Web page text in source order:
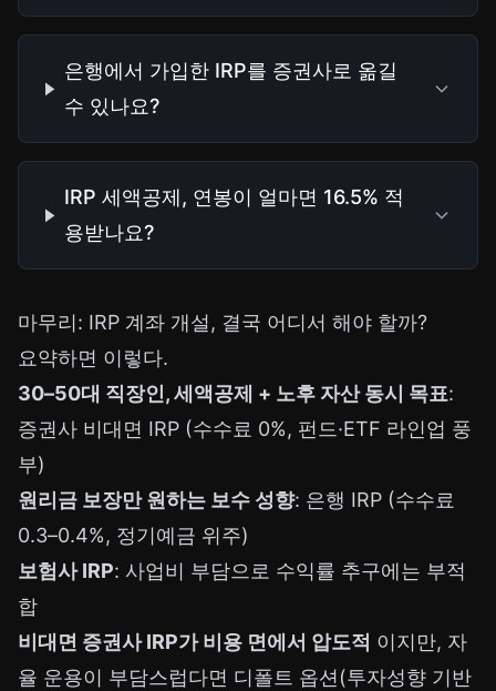
은행에서 가입한 IRP를 증권사로 옮길
수 있나요?
IRP 세액공제, 연봉이 얼마면 16.5% 적
용받나요?
마무리: IRP 계좌 개설, 결국 어디서 해야 할까?
요약하면 이렇다.
30–50대 직장인, 세액공제 + 노후 자산 동시 목표:
증권사 비대면 IRP (수수료 0%, 펀드·ETF 라인업 풍
부)
원리금 보장만 원하는 보수 성향: 은행 IRP (수수료
0.3–0.4%, 정기예금 위주)
보험사 IRP: 사업비 부담으로 수익률 추구에는 부적
합
비대면 증권사 IRP가 비용 면에서 압도적 이지만, 자
율 운용이 부담스럽다면 디폴트 옵션(투자성향 기반